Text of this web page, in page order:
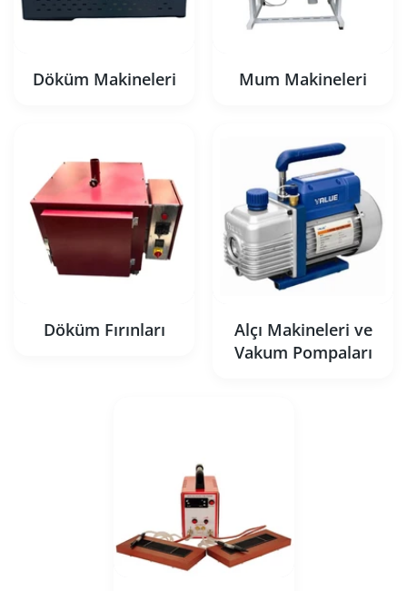
Döküm Makineleri Mum Makineleri
Döküm Fırınları
Alçı Makineleri ve
Vakum Pompaları